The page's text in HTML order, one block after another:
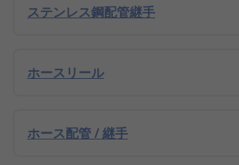
ステンレス鋼配管継手
ホースリール
ホース配管 / 継手